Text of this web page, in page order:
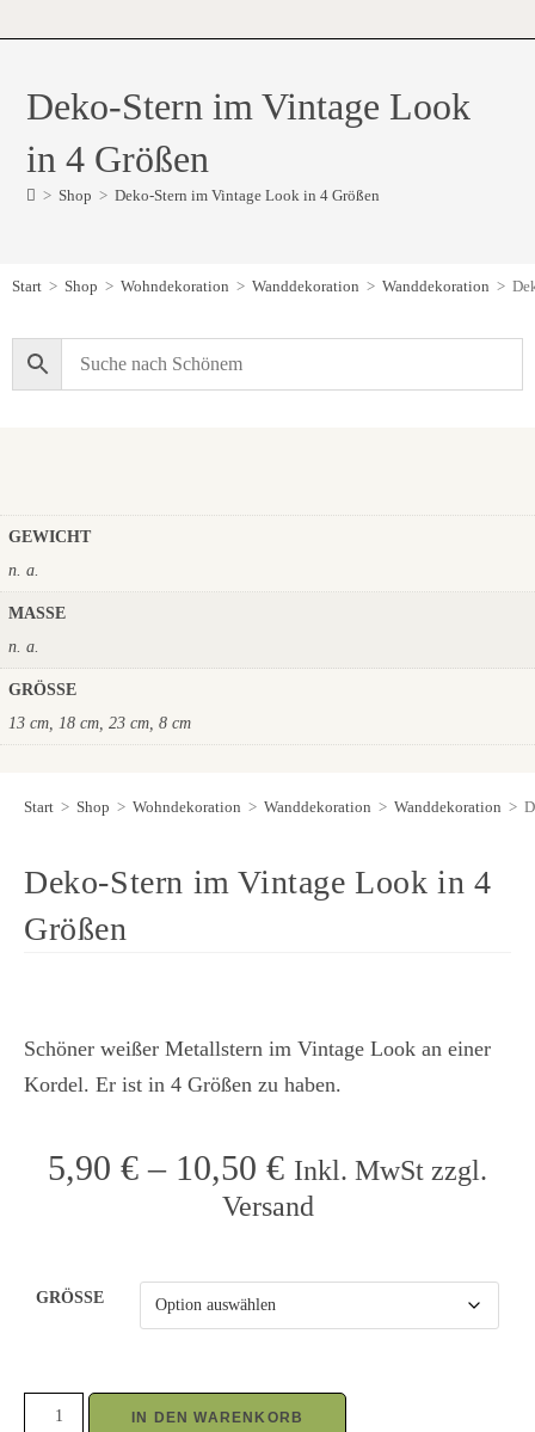
Deko-Stern im Vintage Look
in 4 Größen
> Shop > Deko-Stern im Vintage Look in 4 Größen
Start > Shop > Wohndekoration > Wanddekoration > Wanddekoration >
GEWICHT
n. a.
MASSE
n. a.
GRÖSSE
13 cm, 18 cm, 23 cm, 8 cm
Start > Shop > Wohndekoration > Wanddekoration > Wanddekoration >
Deko-Stern im Vintage Look in 4
Größen
Schöner weißer Metallstern im Vintage Look an einer
Kordel. Er ist in 4 Größen zu haben.
5,90 € – 10,50 € Inkl. MwSt zzgl.
Versand
GRÖSSE
IN DEN WARENKORB